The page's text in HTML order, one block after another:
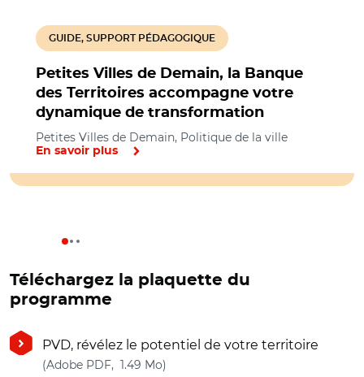
Petites Villes de Demain, la Banque
des Territoires accompagne votre
dynamique de transformation
GUIDE, SUPPORT PÉDAGOGIQUE
Petites Villes de Demain, Politique de la ville
En savoir plus
Téléchargez la plaquette du
programme
PVD, révélez le potentiel de votre territoire
(Adobe PDF, 1.49 Mo)